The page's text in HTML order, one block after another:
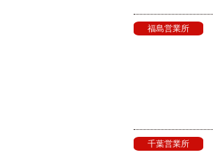
福島営業所
千葉営業所